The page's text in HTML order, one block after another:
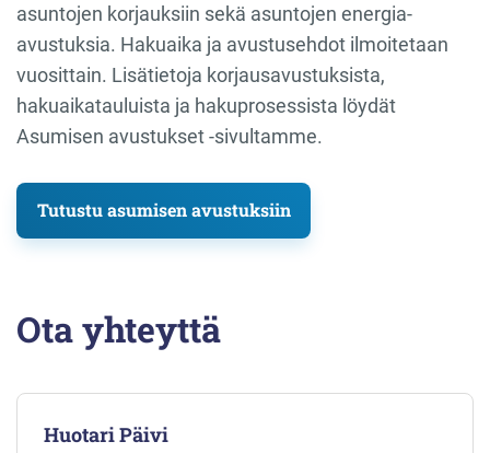
asuntojen korjauksiin sekä asuntojen energia-
avustuksia. Hakuaika ja avustusehdot ilmoitetaan
vuosittain. Lisätietoja korjausavustuksista,
hakuaikatauluista ja hakuprosessista löydät
Asumisen avustukset -sivultamme.
Tutustu asumisen avustuksiin
Ota yhteyttä
Huotari Päivi